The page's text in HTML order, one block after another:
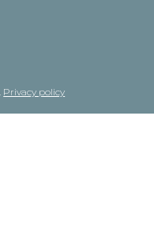
Privacy policy